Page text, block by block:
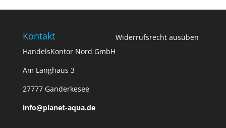
Kontakt
HandelsKontor Nord GmbH
Am Langhaus 3
27777 Ganderkesee
info@planet-aqua.de
Widerrufsrecht ausüben